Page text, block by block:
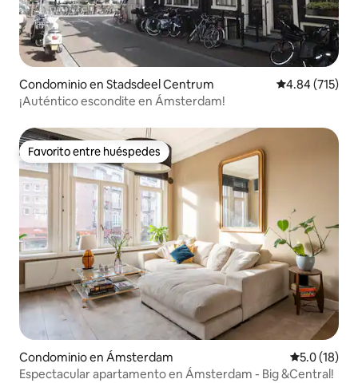
Condominio en Stadsdeel Centrum Calificación
4.84 (715)
¡Auténtico escondite en Ámsterdam!
Favorito entre huéspedes
Favorito entre huéspedes
Condominio en Ámsterdam Calificación
5.0 (18)
Espectacular apartamento en Ámsterdam - Big &Central!